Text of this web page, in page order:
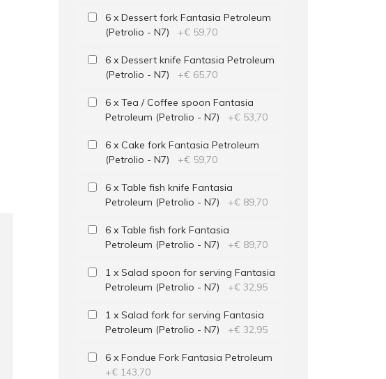
6 x Dessert fork Fantasia Petroleum
(Petrolio - N7) +€ 59,70
6 x Dessert knife Fantasia Petroleum
(Petrolio - N7) +€ 65,70
6 x Tea / Coffee spoon Fantasia
Petroleum (Petrolio - N7) +€ 53,70
6 x Cake fork Fantasia Petroleum
(Petrolio - N7) +€ 59,70
6 x Table fish knife Fantasia
Petroleum (Petrolio - N7) +€ 89,70
6 x Table fish fork Fantasia
Petroleum (Petrolio - N7) +€ 89,70
1 x Salad spoon for serving Fantasia
Petroleum (Petrolio - N7) +€ 32,95
1 x Salad fork for serving Fantasia
Petroleum (Petrolio - N7) +€ 32,95
6 x Fondue Fork Fantasia Petroleum
+€ 143,70